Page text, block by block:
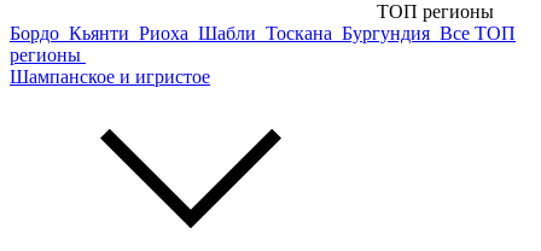
ТОП регионы
Бордо Кьянти Риоха Шабли Тоскана Бургундия Все ТОП
регионы
Шампанское и игристое